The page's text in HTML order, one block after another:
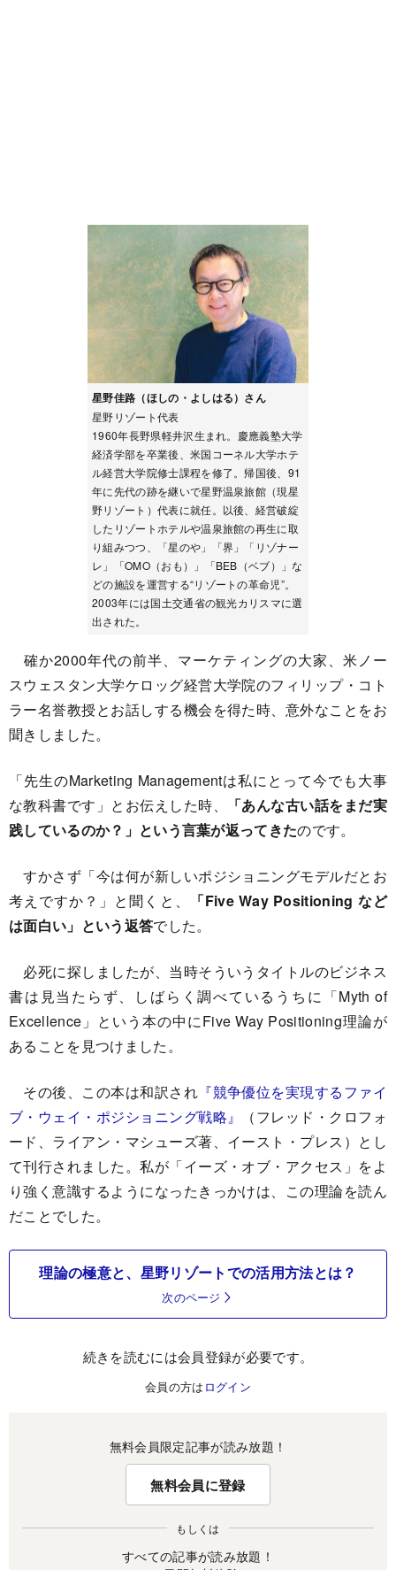
星野佳路（ほしの・よしはる）さん
星野リゾート代表
1960年長野県軽井沢生まれ。慶應義塾大学
経済学部を卒業後、米国コーネル大学ホテ
ル経営大学院修士課程を修了。帰国後、91
年に先代の跡を継いで星野温泉旅館（現星
野リゾート）代表に就任。以後、経営破綻
したリゾートホテルや温泉旅館の再生に取
り組みつつ、「星のや」「界」「リゾナー
レ」「OMO（おも）」「BEB（ベブ）」な
どの施設を運営する“リゾートの革命児”。
2003年には国土交通省の観光カリスマに選
出された。
確か2000年代の前半、マーケティングの大家、米ノー
スウェスタン大学ケロッグ経営大学院のフィリップ・コト
ラー名誉教授とお話しする機会を得た時、意外なことをお
聞きしました。
「先生のMarketing Managementは私にとって今でも大事
な教科書です」とお伝えした時、
「あんな古い話をまだ実
践しているのか？」という言葉が返ってきたのです。
すかさず「今は何が新しいポジショニングモデルだとお
考えですか？」と聞くと、
「Five Way Positioning など
は面白い」という返答でした。
必死に探しましたが、当時そういうタイトルのビジネス
書は見当たらず、しばらく調べているうちに「Myth of
Excellence」という本の中にFive Way Positioning理論が
あることを見つけました。
その後、この本は和訳され 『競争優位を実現するファイ
ブ・ウェイ・ポジショニング戦略』
（フレッド・クロフォ
ード、ライアン・マシューズ著、イースト・プレス）とし
て刊行されました。私が「イーズ・オブ・アクセス」をよ
り強く意識するようになったきっかけは、この理論を読ん
だことでした。
理論の極意と、星野リゾートでの活用方法とは？
次のページ
続きを読むには会員登録が必要です。
会員の方は ログイン
無料会員限定記事が読み放題！
無料会員に登録
もしくは
すべての記事が読み放題！